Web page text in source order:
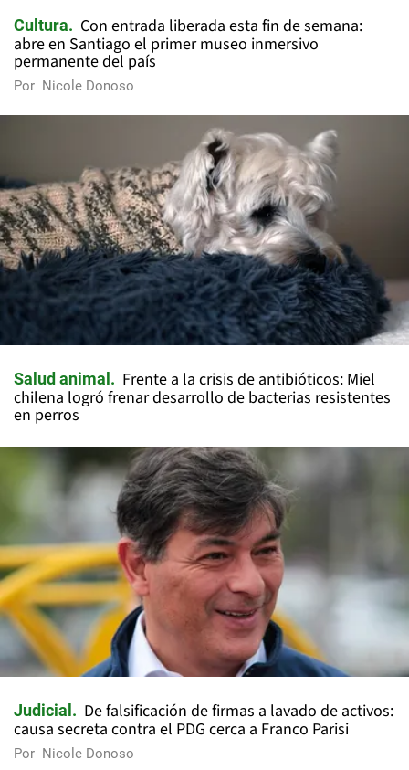
Cultura
Con entrada liberada esta fin de semana:
abre en Santiago el primer museo inmersivo
permanente del país
Por Nicole Donoso
Salud animal
Frente a la crisis de antibióticos: Miel
chilena logró frenar desarrollo de bacterias resistentes
en perros
Judicial
De falsificación de firmas a lavado de activos:
causa secreta contra el PDG cerca a Franco Parisi
Por Nicole Donoso